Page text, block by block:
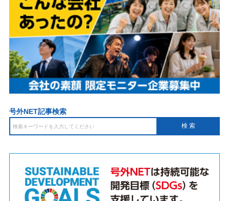
号外NET記事検索